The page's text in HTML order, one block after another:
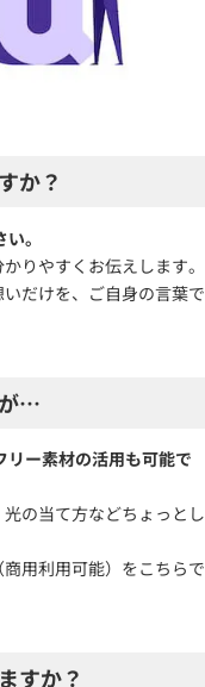
か？
。
りやすくお伝えします。
だけを、ご自身の言葉で
…
ー素材の活用も可能で
の当て方などちょっとし
用利用可能）をこちらで
すか？